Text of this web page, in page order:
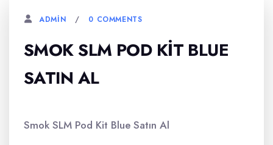
ADMIN 0 COMMENTS
SMOK SLM POD KIT BLUE
SATIN AL
Smok SLM Pod Kit Blue Satın Al